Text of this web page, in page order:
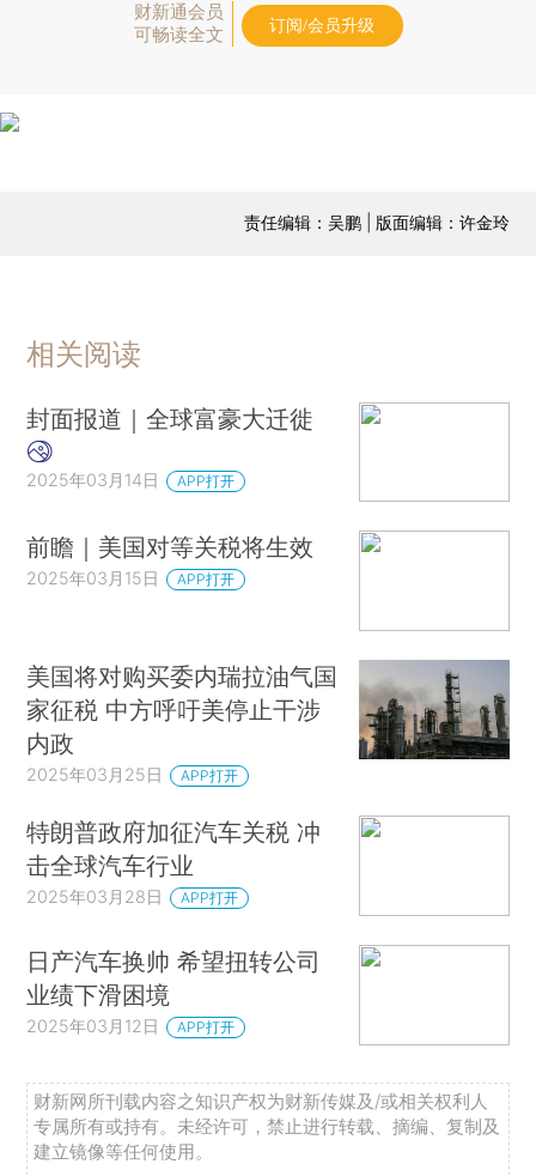
财新通会员
可畅读全文
订阅/会员升级
责任编辑：吴鹏 | 版面编辑：许金玲
相关阅读
封面报道｜全球富豪大迁徙
2025年03月14日 APP打开
前瞻｜美国对等关税将生效
2025年03月15日 APP打开
美国将对购买委内瑞拉油气国
家征税 中方呼吁美停止干涉
内政
2025年03月25日 APP打开
特朗普政府加征汽车关税 冲
击全球汽车行业
2025年03月28日 APP打开
日产汽车换帅 希望扭转公司
业绩下滑困境
2025年03月12日 APP打开
财新网所刊载内容之知识产权为财新传媒及/或相关权利人
专属所有或持有。未经许可，禁止进行转载、摘编、复制及
建立镜像等任何使用。